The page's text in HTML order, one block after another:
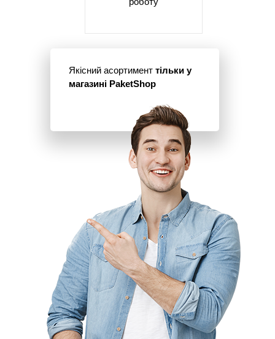
Якісний асортимент тільки у
магазині PaketShop